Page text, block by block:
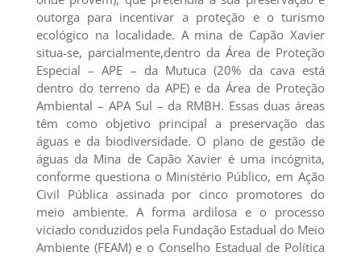
outorga para incentivar a proteção e o turismo
ecológico na localidade. A mina de Capão Xavier
situa-se, parcialmente,dentro da Área de Proteção
Especial – APE – da Mutuca (20% da cava está
dentro do terreno da APE) e da Área de Proteção
Ambiental – APA Sul – da RMBH. Essas duas áreas
têm como objetivo principal a preservação das
águas e da biodiversidade. O plano de gestão de
águas da Mina de Capão Xavier é uma incógnita,
conforme questiona o Ministério Público, em Ação
Civil Pública assinada por cinco promotores do
meio ambiente. A forma ardilosa e o processo
viciado conduzidos pela Fundação Estadual do Meio
Ambiente (FEAM) e o Conselho Estadual de Política